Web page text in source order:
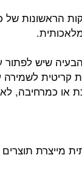
הראשונות של
שיש לפתור
קריטית לשמירה
או כמרחיבה,
מייצרת